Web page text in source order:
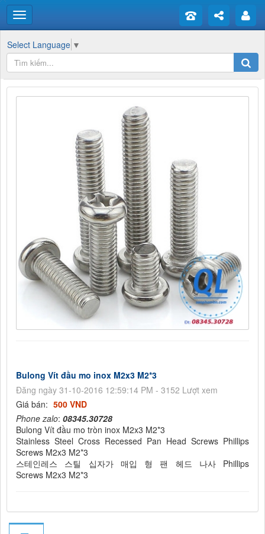
Select Language ▼
Bulong Vít đầu mo inox M2x3 M2*3
Đăng ngày 31-10-2016 12:59:14 PM - 3152 Lượt xem
Giá bán: 500 VND
Phone zalo: 08345.30728
Bulong Vít đầu mo tròn inox M2x3 M2*3
Stainless Steel Cross Recessed Pan Head Screws Phillips
Screws M2x3 M2*3
스테인레스 스틸 십자가 매입 형 팬 헤드 나사 Phillips
Screws M2x3 M2*3